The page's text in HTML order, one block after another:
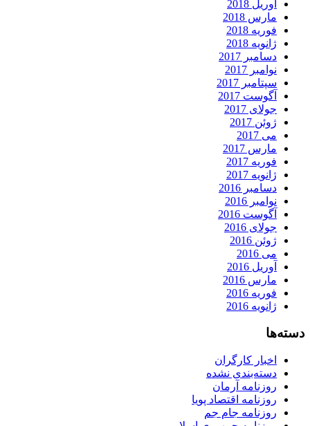
آوریل 2018
مارس 2018
فوریه 2018
ژانویه 2018
دسامبر 2017
نوامبر 2017
سپتامبر 2017
آگوست 2017
جولای 2017
ژوئن 2017
می 2017
مارس 2017
فوریه 2017
ژانویه 2017
دسامبر 2016
نوامبر 2016
آگوست 2016
جولای 2016
ژوئن 2016
می 2016
آوریل 2016
مارس 2016
فوریه 2016
ژانویه 2016
دسته‌ها
اخبار کارگران
دسته‌بندی نشده
روزنامه آرمان
روزنامه اقتصاد پویا
روزنامه جام جم